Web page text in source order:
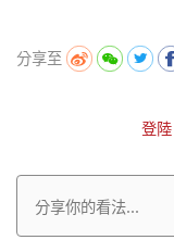
分享至
登陸